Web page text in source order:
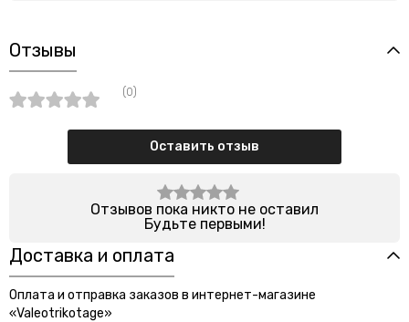
Отзывы
(0)
Оставить отзыв
Отзывов пока никто не оставил
Будьте первыми!
Доставка и оплата
Оплата и отправка заказов в интернет-магазине
«Valeotrikotage»